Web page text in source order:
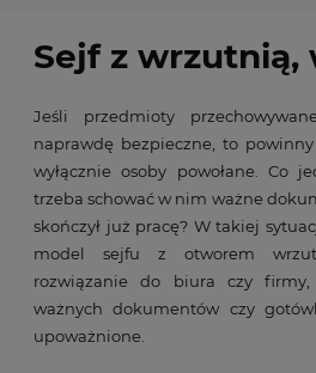
Sejf z
Jeśli przedmioty
naprawdę bezpieczne, to
wyłącznie osoby powołane. Co
trzeba schować w nim ważne
skończył już pracę? W takiej
model sejfu z otworem
rozwiązanie do biura czy
ważnych dokumentów czy
upoważnione.